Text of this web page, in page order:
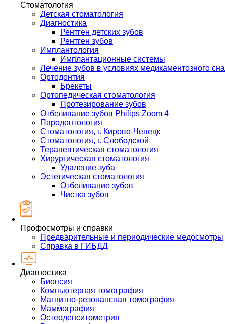
Стоматология
Детская стоматология
Диагностика
Рентген детских зубов
Рентген зубов
Имплантология
Имплантационные системы
Лечение зубов в условиях медикаментозного сна
Ортодонтия
Брекеты
Ортопедическая стоматология
Протезирование зубов
Отбеливание зубов Philips Zoom 4
Пародонтология
Стоматология, г. Кирово-Чепецк
Стоматология, г. Слободской
Терапевтическая стоматология
Хирургическая стоматология
Удаление зуба
Эстетическая стоматология
Отбеливание зубов
Чистка зубов
Профосмотры и справки
Предварительные и периодические медосмотры
Справка в ГИБДД
Диагностика
Биопсия
Компьютерная томография
Магнитно-резонансная томография
Маммография
Остеоденситометрия